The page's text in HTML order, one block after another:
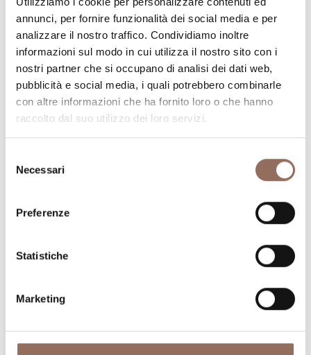
annunci, per fornire funzionalità dei social media e per
analizzare il nostro traffico. Condividiamo inoltre
informazioni sul modo in cui utilizza il nostro sito con i
nostri partner che si occupano di analisi dei dati web,
pubblicità e social media, i quali potrebbero combinarle
con altre informazioni che ha fornito loro o che hanno
raccolto dal suo utilizzo dei loro servizi.
delNecessari
Preferenze
Statistiche
Marketing
La tua vacanza
Dove mangiare